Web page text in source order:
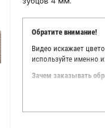
Обратите внимание!
Видео искажает
используйте именно
Зачем заказывать
Мы делаем все
Мы осматриваем и
находить только